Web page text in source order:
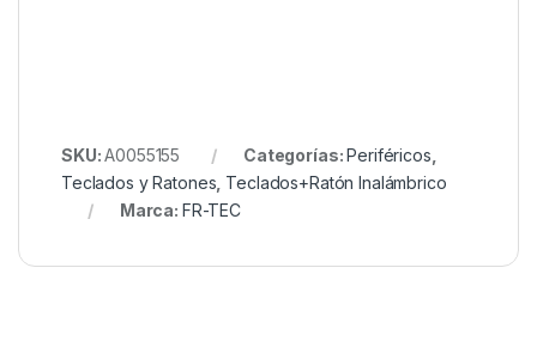
SKU:A0055155 Categorías:Periféricos
Teclados y Ratones Teclados+Ratón Inalámbrico
Marca: FR-TEC